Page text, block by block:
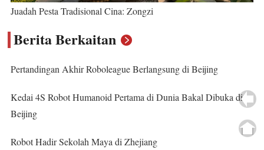
Juadah Pesta Tradisional Cina: Zongzi
Berita Berkaitan
Pertandingan Akhir Roboleague Berlangsung di Beijing
Kedai 4S Robot Humanoid Pertama di Dunia Bakal Dibuka di
Beijing
Robot Hadir Sekolah Maya di Zhejiang